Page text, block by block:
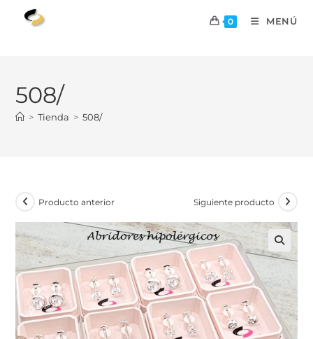
0 MENÚ
508/
> Tienda > 508/
Producto anterior Siguiente producto